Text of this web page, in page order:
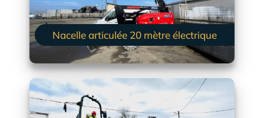
Nacelle articulée 20 mètre électrique